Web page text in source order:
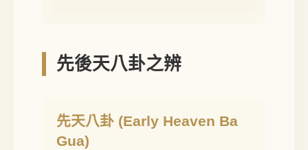
先後天八卦之辨
先天八卦 (Early Heaven Ba
Gua)